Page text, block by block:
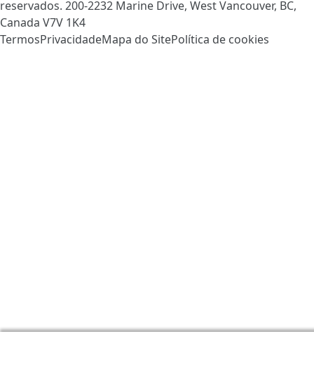
reservados. 200-2232 Marine Drive, West Vancouver, BC,
Canada V7V 1K4
TermosPrivacidadeMapa do SitePolítica de cookies